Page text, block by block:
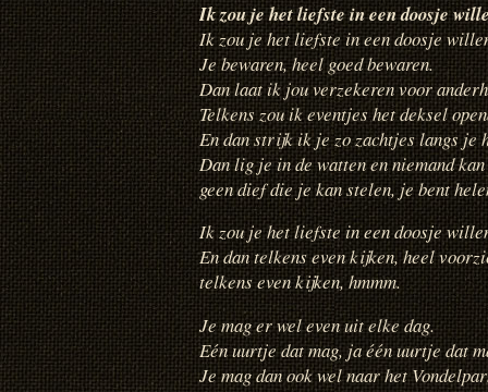
Ik zou je het liefste in een doosje
Ik zou je het liefste in een doosje
Je bewaren, heel goed bewaren.
Dan laat ik jou verzekeren voor
Telkens zou ik eventjes het deksel
En dan strijk ik je zo zachtjes langs je
Dan lig je in de watten en niemand
geen dief die je kan stelen, je bent
Ik zou je het liefste in een doosje
En dan telkens even kijken, heel
telkens even kijken, hmmm.
Je mag er wel even uit elke dag.
Eén uurtje dat mag, ja één uurtje dat
Je mag dan ook wel naar het